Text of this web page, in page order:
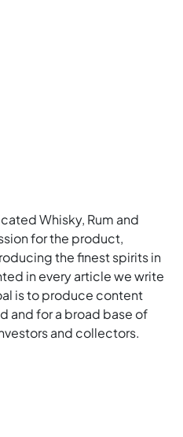
Whisky, Rum and
for the product,
the finest spirits in
in every article we write
is to produce content
and for a broad base of
and collectors.